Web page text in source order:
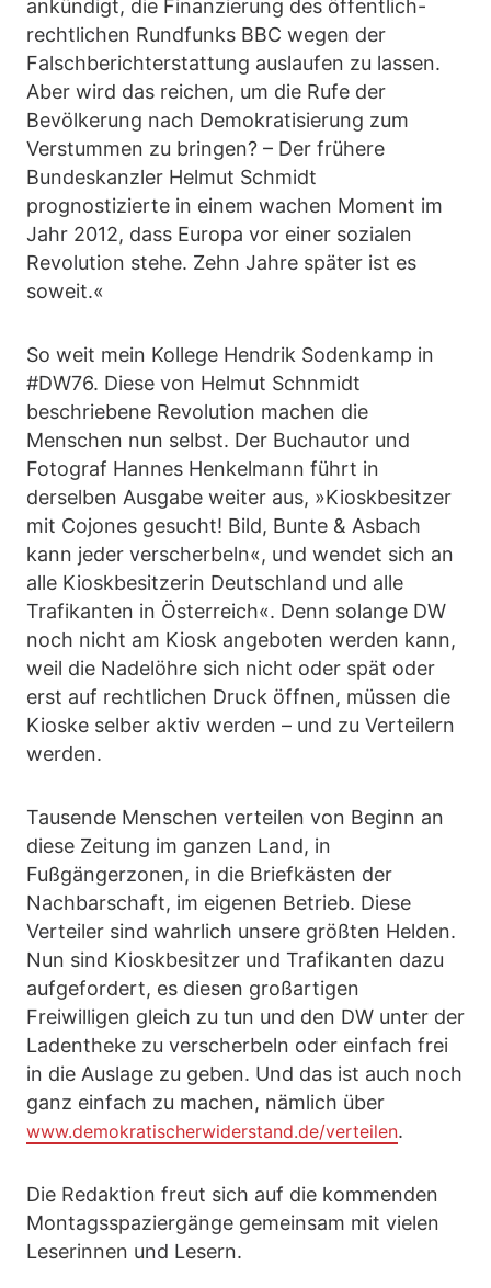
ankündigt, die Finanzierung des öffentlich-
rechtlichen Rundfunks BBC wegen der
Falschberichterstattung auslaufen zu lassen.
Aber wird das reichen, um die Rufe der
Bevölkerung nach Demokratisierung zum
Verstummen zu bringen? – Der frühere
Bundeskanzler Helmut Schmidt
prognostizierte in einem wachen Moment im
Jahr 2012, dass Europa vor einer sozialen
Revolution stehe. Zehn Jahre später ist es
soweit.«
So weit mein Kollege Hendrik Sodenkamp in
#DW76. Diese von Helmut Schnmidt
beschriebene Revolution machen die
Menschen nun selbst. Der Buchautor und
Fotograf Hannes Henkelmann führt in
derselben Ausgabe weiter aus, »Kioskbesitzer
mit Cojones gesucht! Bild, Bunte & Asbach
kann jeder verscherbeln«, und wendet sich an
alle Kioskbesitzerin Deutschland und alle
Trafikanten in Österreich«. Denn solange DW
noch nicht am Kiosk angeboten werden kann,
weil die Nadelöhre sich nicht oder spät oder
erst auf rechtlichen Druck öffnen, müssen die
Kioske selber aktiv werden – und zu Verteilern
werden.
Tausende Menschen verteilen von Beginn an
diese Zeitung im ganzen Land, in
Fußgängerzonen, in die Briefkästen der
Nachbarschaft, im eigenen Betrieb. Diese
Verteiler sind wahrlich unsere größten Helden.
Nun sind Kioskbesitzer und Trafikanten dazu
aufgefordert, es diesen großartigen
Freiwilligen gleich zu tun und den DW unter der
Ladentheke zu verscherbeln oder einfach frei
in die Auslage zu geben. Und das ist auch noch
ganz einfach zu machen, nämlich über
www.demokratischerwiderstand.de/verteilen.
Die Redaktion freut sich auf die kommenden
Montagsspaziergänge gemeinsam mit vielen
Leserinnen und Lesern.